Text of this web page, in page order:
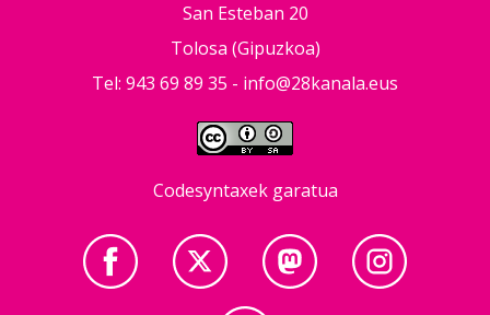
San Esteban 20
Tolosa (Gipuzkoa)
Tel: 943 69 89 35 - info@28kanala.eus
Codesyntaxek garatua